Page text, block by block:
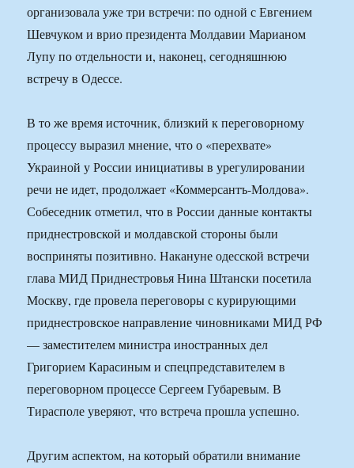
организовала уже три встречи: по одной с Евгением
Шевчуком и врио президента Молдавии Марианом
Лупу по отдельности и, наконец, сегодняшнюю
встречу в Одессе.
В то же время источник, близкий к переговорному
процессу выразил мнение, что о «перехвате»
Украиной у России инициативы в урегулировании
речи не идет, продолжает «Коммерсантъ-Молдова».
Собеседник отметил, что в России данные контакты
приднестровской и молдавской стороны были
восприняты позитивно. Накануне одесской встречи
глава МИД Приднестровья Нина Штански посетила
Москву, где провела переговоры с курирующими
приднестровское направление чиновниками МИД РФ
— заместителем министра иностранных дел
Григорием Карасиным и спецпредставителем в
переговорном процессе Сергеем Губаревым. В
Тирасполе уверяют, что встреча прошла успешно.
Другим аспектом, на который обратили внимание